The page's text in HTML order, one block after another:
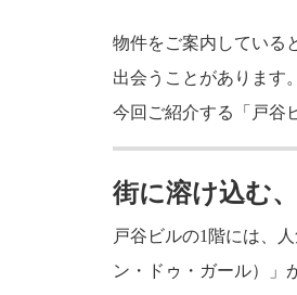
物件をご案内している
出会うことがあります。
今回ご紹介する「戸谷
街に溶け込む
戸谷ビルの1階には、
ン・ドゥ・ガール）」